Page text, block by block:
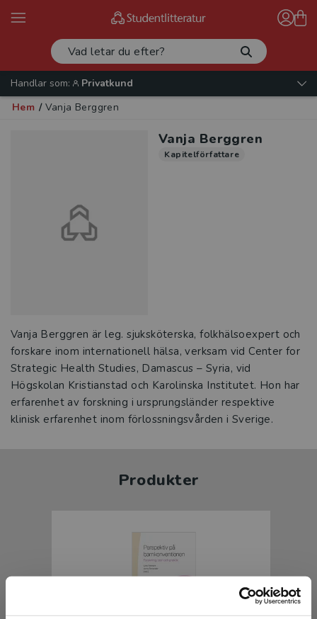
Handlar som:
Privatkund
Hem / Vanja Berggren
Vanja Berggren
Kapitelförfattare
Vanja Berggren är leg. sjuksköterska, folkhälsoexpert och
forskare inom internationell hälsa, verksam vid Center for
Strategic Health Studies, Damascus – Syria, vid
Högskolan Kristianstad och Karolinska Institutet. Hon har
erfarenhet av forskning i ursprungsländer respektive
klinisk erfarenhet inom förlossningsvården i Sverige.
Produkter